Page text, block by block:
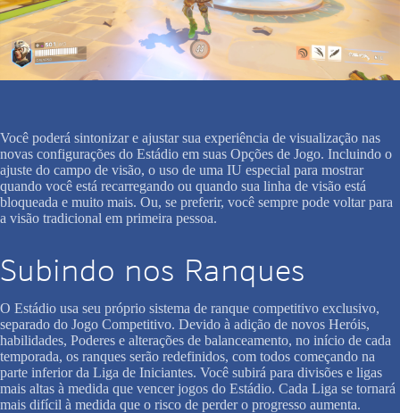
Você poderá sintonizar e ajustar sua experiência de visualização nas
novas configurações do Estádio em suas Opções de Jogo. Incluindo o
ajuste do campo de visão, o uso de uma IU especial para mostrar
quando você está recarregando ou quando sua linha de visão está
bloqueada e muito mais. Ou, se preferir, você sempre pode voltar para
a visão tradicional em primeira pessoa.
Subindo nos Ranques
O Estádio usa seu próprio sistema de ranque competitivo exclusivo,
separado do Jogo Competitivo. Devido à adição de novos Heróis,
habilidades, Poderes e alterações de balanceamento, no início de cada
temporada, os ranques serão redefinidos, com todos começando na
parte inferior da Liga de Iniciantes. Você subirá para divisões e ligas
mais altas à medida que vencer jogos do Estádio. Cada Liga se tornará
mais difícil à medida que o risco de perder o progresso aumenta.